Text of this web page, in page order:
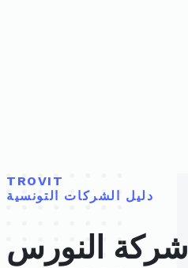
TROVIT
دليل الشركات التونسية
شركة النورس